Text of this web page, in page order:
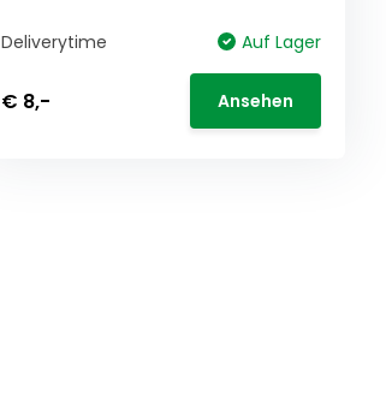
Deliverytime Auf Lager
€ 8,- Ansehen